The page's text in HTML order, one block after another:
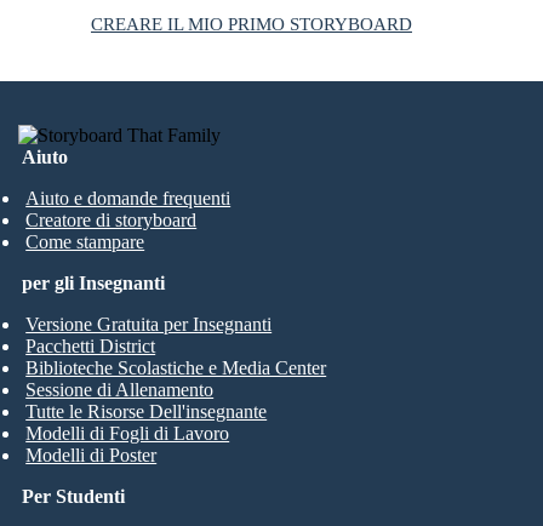
CREARE IL MIO PRIMO STORYBOARD
Aiuto
Aiuto e domande frequenti
Creatore di storyboard
Come stampare
Per Studenti
per gli Insegnanti
Versione Gratuita per Insegnanti
Pacchetti District
Biblioteche Scolastiche e Media Center
Sessione di Allenamento
Tutte le Risorse Dell'insegnante
Modelli di Fogli di Lavoro
Modelli di Poster